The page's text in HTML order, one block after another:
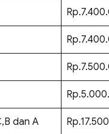
dan A